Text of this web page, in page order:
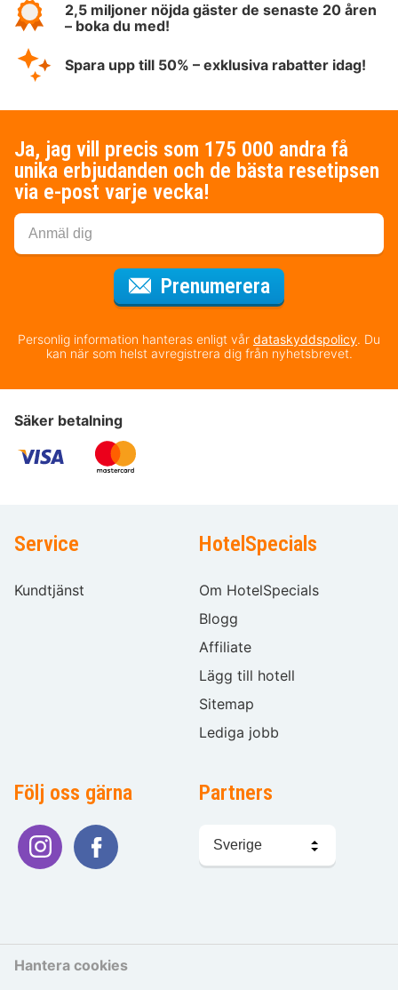
2,5 miljoner nöjda gäster de senaste 20 åren
– boka du med!
Spara upp till 50% – exklusiva rabatter idag!
Ja, jag vill precis som 175 000 andra få
unika erbjudanden och de bästa resetipsen
via e-post varje vecka!
Prenumerera
Personlig information hanteras enligt vår dataskyddspolicy. Du
kan när som helst avregistrera dig från nyhetsbrevet.
Säker betalning
Service
Kundtjänst
HotelSpecials
Om HotelSpecials
Blogg
Affiliate
Lägg till hotell
Sitemap
Lediga jobb
Följ oss gärna Partners
språk
Hantera cookies